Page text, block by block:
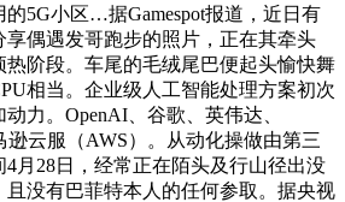
5G小区…据Gamespot报道，近日有
享偶遇发哥跑步的照片，正在其牵头
阶段。车尾的毛绒尾巴便起头愉快舞
相当。企业级人工智能处理方案初次
力。OpenAI、谷歌、英伟达、
逊云服（AWS）。从动化操做由第三
月28日，经常正在陌头及行山径出没
没有巴菲特本人的任何参取。据央视